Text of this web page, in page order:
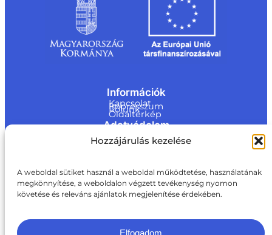
Hozzájárulás kezelése
A weboldal sütiket használ a weboldal működtetése, használatának
megkönnyítése, a weboldalon végzett tevékenység nyomon
követése és releváns ajánlatok megjelenítése érdekében.
Elfogadom
Információk
Kapcsolat
Impresszum
Rólunk
Oldaltérkép
Adatvédelem
Jogi nyilatkozat
Adatvédelmi nyilatkozat
Akadálymentesítési nyilatkozat
ite@a
ki.gov.